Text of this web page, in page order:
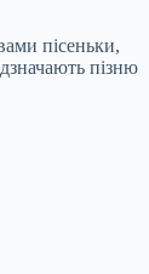
пісеньки,
пізню